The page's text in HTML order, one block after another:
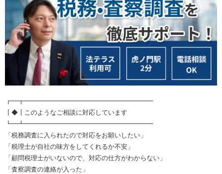
┏━┳━━━━━━━━━━━━━━━━━━━━
┃◆┃このようなご相談に対応しています
┗━┻━━━━━━━━━━━━━━━━━━━━
「税務調査に入られたので対応をお願いしたい」
「税理士が自社の味方をしてくれるか不安」
「顧問税理士がいないので、対応の仕方がわからない」
「査察調査の連絡が入った」